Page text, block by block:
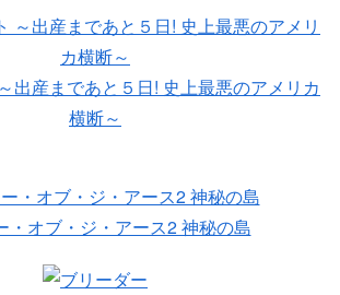
出産まであと５日! 史上最悪のアメリカ
横断～
・オブ・ジ・アース2 神秘の島